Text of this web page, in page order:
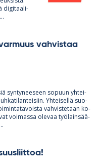
di­gi­taa­li­
vah­vis­taa
syn­ty­nee­seen so­puun yh­tei­
Yh­tei­sellä suo­
vah­vis­te­taan ko­
voi­massa ole­vaa työ­lain­sää­